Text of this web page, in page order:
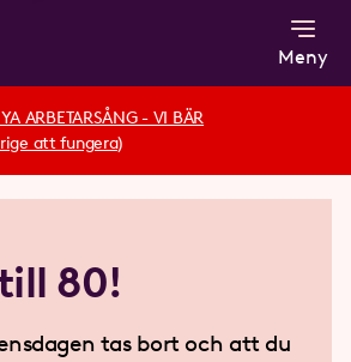
Meny
ARBETARSÅNG - VI BÄR
att fungera)
80!
tas bort och att du